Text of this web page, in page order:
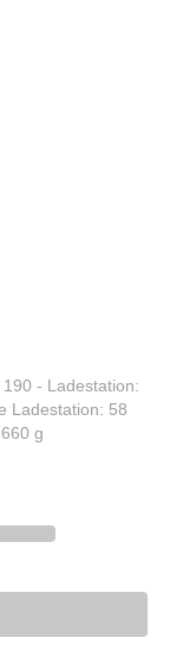
- Ladestation:
Ladestation: 58
g